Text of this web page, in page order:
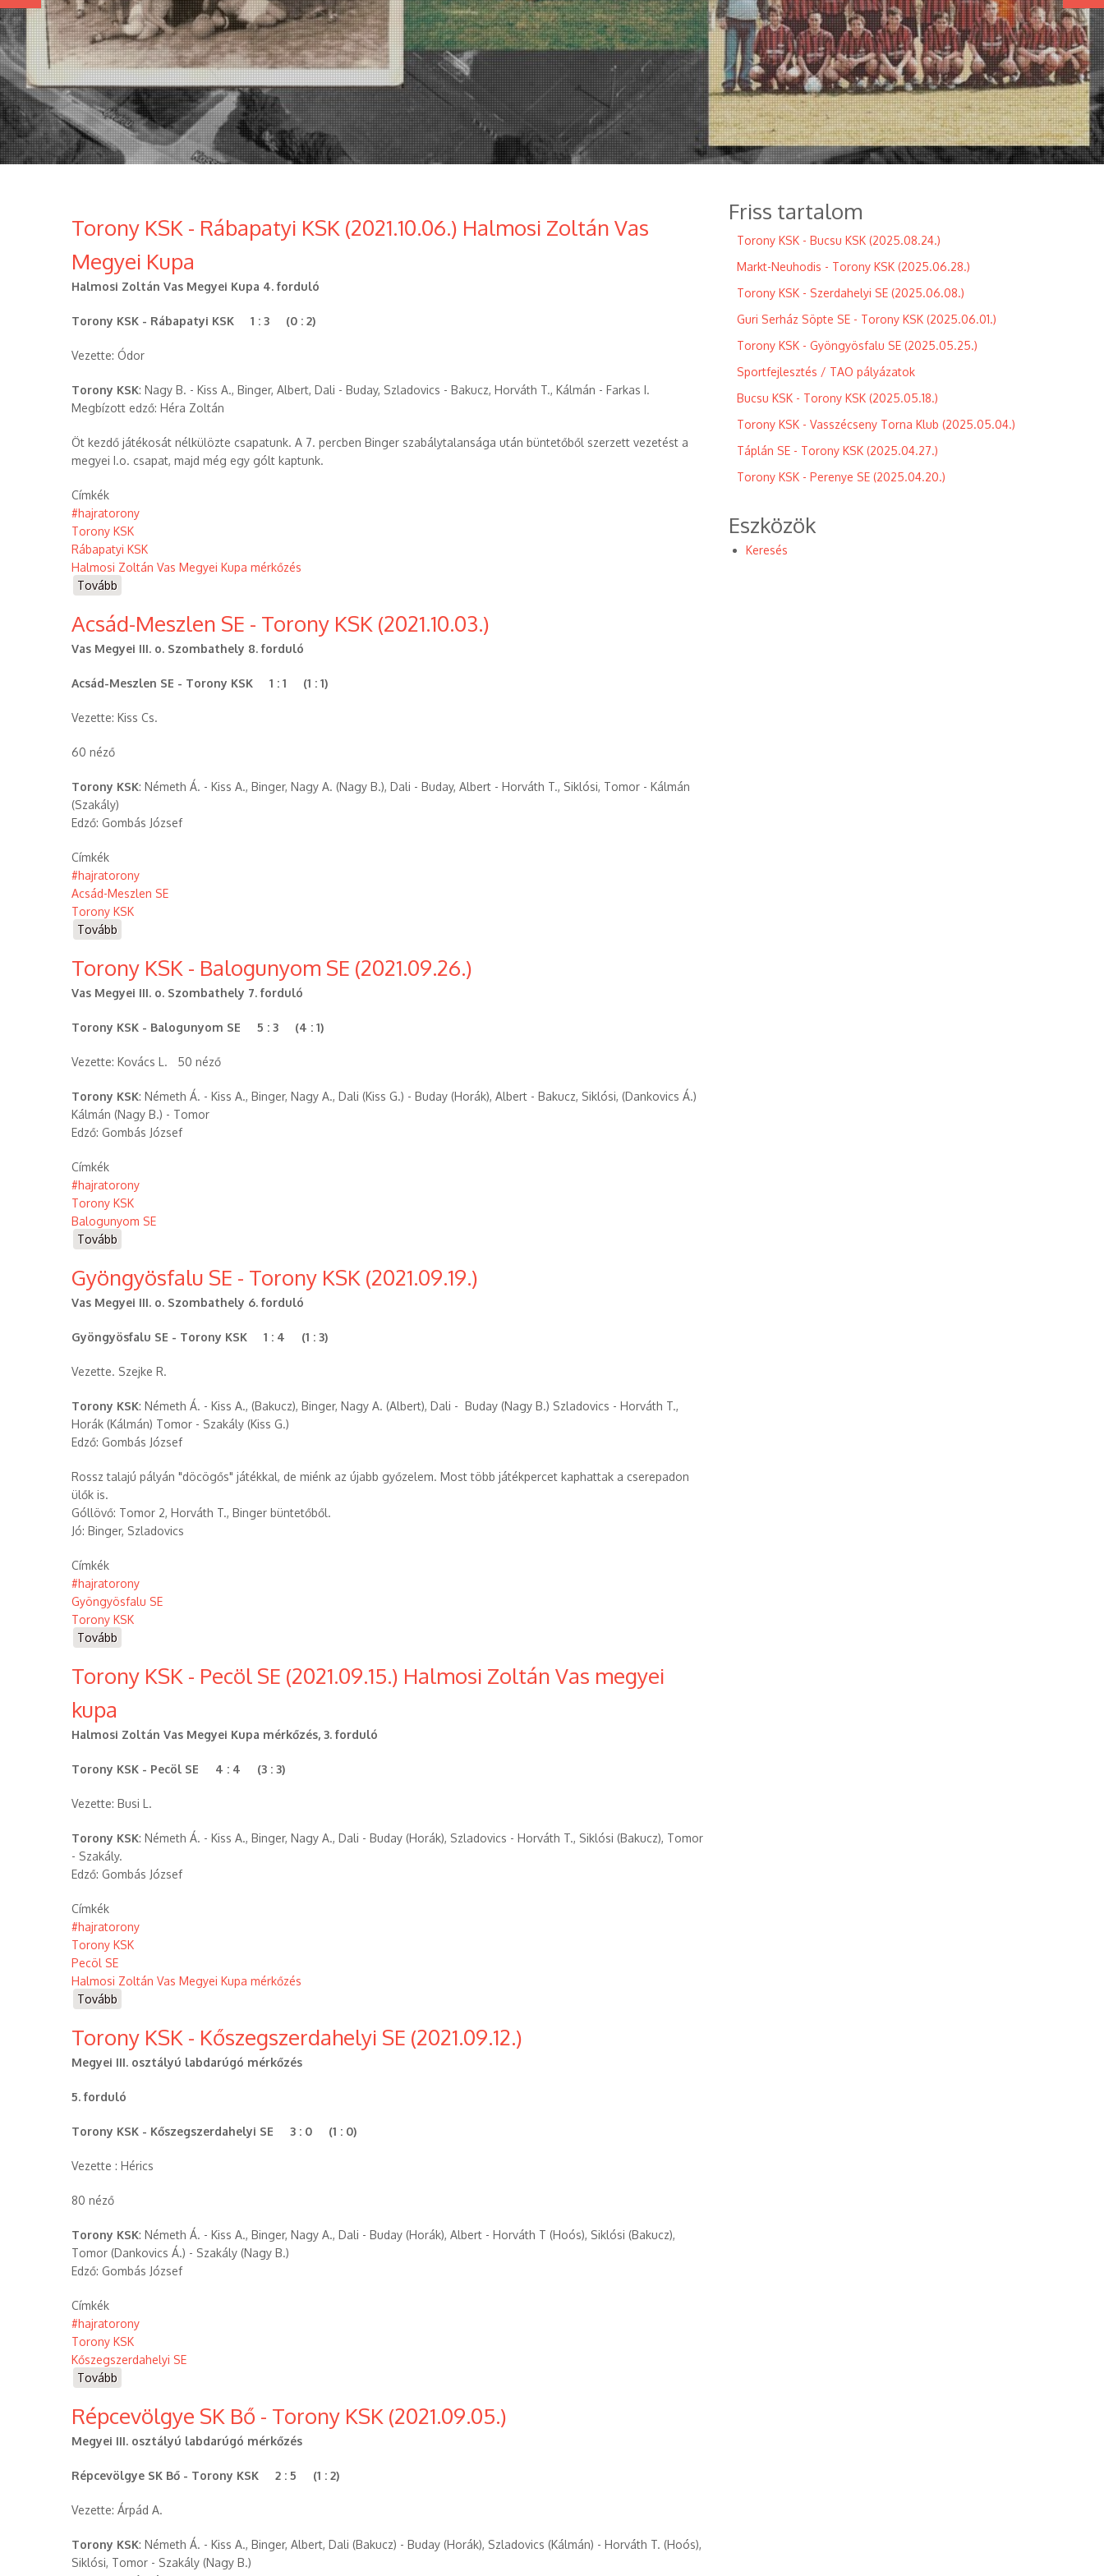
Torony KSK - Rábapatyi KSK (2021.10.06.) Halmosi Zoltán Vas
Megyei Kupa
Halmosi Zoltán Vas Megyei Kupa 4. forduló
Torony KSK - Rábapatyi KSK 1 : 3 (0 : 2)
Vezette: Ódor
Torony KSK: Nagy B. - Kiss A., Binger, Albert, Dali - Buday, Szladovics - Bakucz, Horváth T., Kálmán - Farkas I.
Megbízott edző: Héra Zoltán
Öt kezdő játékosát nélkülözte csapatunk. A 7. percben Binger szabálytalansága után büntetőből szerzett vezetést a
megyei I.o. csapat, majd még egy gólt kaptunk.
Címkék
#hajratorony
Torony KSK
Rábapatyi KSK
Halmosi Zoltán Vas Megyei Kupa mérkőzés
Tovább
-
KSK
(2021.10.06.)
Zoltán
Acsád-Meszlen SE - Torony KSK (2021.10.03.)
Vas Megyei III. o. Szombathely 8. forduló
Acsád-Meszlen SE - Torony KSK 1 : 1 (1 : 1)
Vezette: Kiss Cs.
60 néző
Torony KSK: Németh Á. - Kiss A., Binger, Nagy A. (Nagy B.), Dali - Buday, Albert - Horváth T., Siklósi, Tomor - Kálmán
(Szakály)
Edző: Gombás József
Címkék
#hajratorony
Acsád-Meszlen SE
Torony KSK
Tovább
SE
Torony
(2021.10.03.))
Torony KSK - Balogunyom SE (2021.09.26.)
Vas Megyei III. o. Szombathely 7. forduló
Torony KSK - Balogunyom SE 5 : 3 (4 : 1)
Vezette: Kovács L. 50 néző
Torony KSK: Németh Á. - Kiss A., Binger, Nagy A., Dali (Kiss G.) - Buday (Horák), Albert - Bakucz, Siklósi, (Dankovics Á.)
Kálmán (Nagy B.) - Tomor
Edző: Gombás József
Címkék
#hajratorony
Torony KSK
Balogunyom SE
Tovább
-
Balogunyom
SE
(2021.09.26.))
Gyöngyösfalu SE - Torony KSK (2021.09.19.)
Vas Megyei III. o. Szombathely 6. forduló
Gyöngyösfalu SE - Torony KSK 1 : 4 (1 : 3)
Vezette. Szejke R.
Torony KSK: Németh Á. - Kiss A., (Bakucz), Binger, Nagy A. (Albert), Dali - Buday (Nagy B.) Szladovics - Horváth T.,
Horák (Kálmán) Tomor - Szakály (Kiss G.)
Edző: Gombás József
Rossz talajú pályán "döcögős" játékkal, de miénk az újabb győzelem. Most több játékpercet kaphattak a cserepadon
ülők is.
Góllövő: Tomor 2, Horváth T., Binger büntetőből.
Jó: Binger, Szladovics
Címkék
#hajratorony
Gyöngyösfalu SE
Torony KSK
Tovább
-
Torony
(2021.09.19.))
Torony KSK - Pecöl SE (2021.09.15.) Halmosi Zoltán Vas megyei
kupa
Halmosi Zoltán Vas Megyei Kupa mérkőzés, 3. forduló
Torony KSK - Pecöl SE 4 : 4 (3 : 3)
Vezette: Busi L.
Torony KSK: Németh Á. - Kiss A., Binger, Nagy A., Dali - Buday (Horák), Szladovics - Horváth T., Siklósi (Bakucz), Tomor
- Szakály.
Edző: Gombás József
Címkék
#hajratorony
Torony KSK
Pecöl SE
Halmosi Zoltán Vas Megyei Kupa mérkőzés
Tovább
-
Pecöl
SE
(2021.09.15.)
Zoltán
megyei
Torony KSK - Kőszegszerdahelyi SE (2021.09.12.)
Megyei III. osztályú labdarúgó mérkőzés
5. forduló
Torony KSK - Kőszegszerdahelyi SE 3 : 0 (1 : 0)
Vezette : Hérics
80 néző
Torony KSK: Németh Á. - Kiss A., Binger, Nagy A., Dali - Buday (Horák), Albert - Horváth T (Hoós), Siklósi (Bakucz),
Tomor (Dankovics Á.) - Szakály (Nagy B.)
Edző: Gombás József
Címkék
#hajratorony
Torony KSK
Kőszegszerdahelyi SE
Tovább
-
Kőszegszerdahelyi
SE
(2021.09.12.))
Répcevölgye SK Bő - Torony KSK (2021.09.05.)
Megyei III. osztályú labdarúgó mérkőzés
Répcevölgye SK Bő - Torony KSK 2 : 5 (1 : 2)
Vezette: Árpád A.
Torony KSK: Németh Á. - Kiss A., Binger, Albert, Dali (Bakucz) - Buday (Horák), Szladovics (Kálmán) - Horváth T. (Hoós),
Siklósi, Tomor - Szakály (Nagy B.)
Friss tartalom
Torony KSK - Bucsu KSK (2025.08.24.)
Markt-Neuhodis - Torony KSK (2025.06.28.)
Torony KSK - Szerdahelyi SE (2025.06.08.)
Guri Serház Söpte SE - Torony KSK (2025.06.01.)
Torony KSK - Gyöngyösfalu SE (2025.05.25.)
Sportfejlesztés / TAO pályázatok
Bucsu KSK - Torony KSK (2025.05.18.)
Torony KSK - Vasszécseny Torna Klub (2025.05.04.)
Táplán SE - Torony KSK (2025.04.27.)
Torony KSK - Perenye SE (2025.04.20.)
Eszközök
Keresés